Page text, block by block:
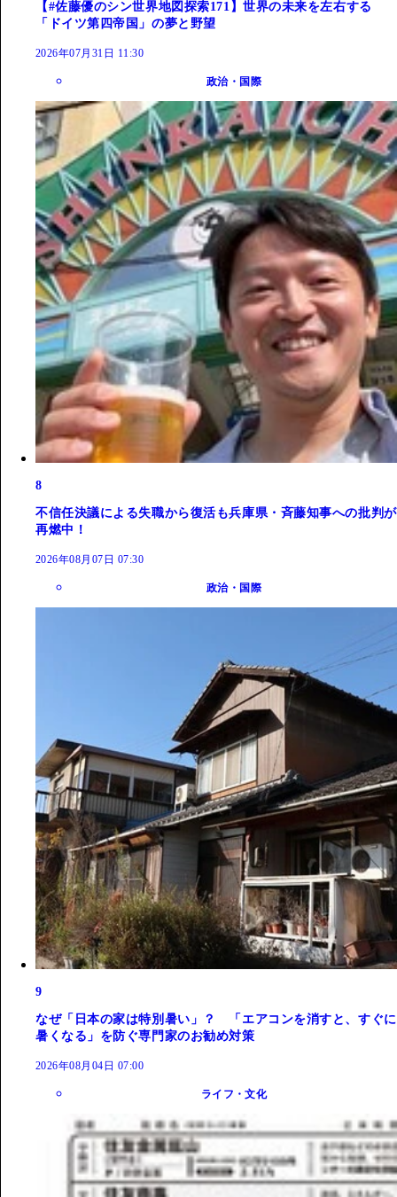
【#佐藤優のシン世界地図探索171】世界の未来を左右する
「ドイツ第四帝国」の夢と野望
2026年07月31日 11:30
政治・国際
8
不信任決議による失職から復活も兵庫県・斉藤知事への批判が
再燃中！
2026年08月07日 07:30
政治・国際
9
なぜ「日本の家は特別暑い」？ 「エアコンを消すと、すぐに
暑くなる」を防ぐ専門家のお勧め対策
2026年08月04日 07:00
ライフ・文化